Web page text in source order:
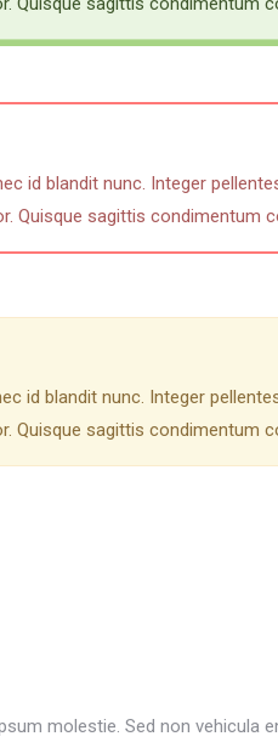
id blandit nunc. Integer
Quisque sagittis condimentum
id blandit nunc. Integer
Quisque sagittis condimentum
molestie. Sed non vehicula